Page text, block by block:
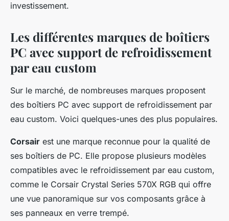
investissement.
Les différentes marques de boîtiers
PC avec support de refroidissement
par eau custom
Sur le marché, de nombreuses marques proposent
des boîtiers PC avec support de refroidissement par
eau custom. Voici quelques-unes des plus populaires.
Corsair est une marque reconnue pour la qualité de
ses boîtiers de PC. Elle propose plusieurs modèles
compatibles avec le refroidissement par eau custom,
comme le Corsair Crystal Series 570X RGB qui offre
une vue panoramique sur vos composants grâce à
ses panneaux en verre trempé.